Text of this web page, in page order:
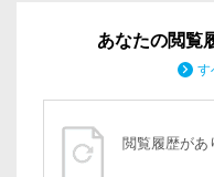
あなたの閲覧
す
閲覧履歴があ